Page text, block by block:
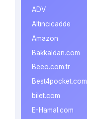
ADV
Altıncıcadde
Amazon
Bakkaldan.com
Beeo.com.tr
Best4pocket.com
bilet.com
E-Hamal.com